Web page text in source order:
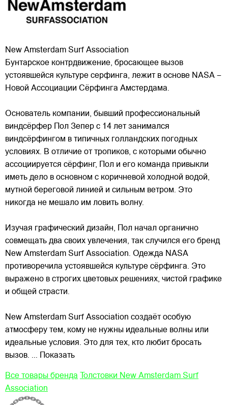
New Amsterdam Surf Association
Бунтарское контрдвижение, бросающее вызов
устоявшейся культуре серфинга, лежит в основе NASA –
Новой Ассоциации Сёрфинга Амстердама.
Основатель компании, бывший профессиональный
виндсёрфер Пол Зепер с 14 лет занимался
виндсёрфингом в типичных голландских погодных
условиях. В отличие от тропиков, с которыми обычно
ассоциируется сёрфинг, Пол и его команда привыкли
иметь дело в основном с коричневой холодной водой,
мутной береговой линией и сильным ветром. Это
никогда не мешало им ловить волну.
Изучая графический дизайн, Пол начал органично
совмещать два своих увлечения, так случился его бренд
New Amsterdam Surf Association. Одежда NASA
противоречила устоявшейся культуре сёрфинга. Это
выражено в строгих цветовых решениях, чистой графике
и общей страсти.
New Amsterdam Surf Association создаёт особую
атмосферу тем, кому не нужны идеальные волны или
идеальные условия. Это для тех, кто любит бросать
вызов. ... Показать
Все товары бренда
Толстовки New Amsterdam Surf
Association